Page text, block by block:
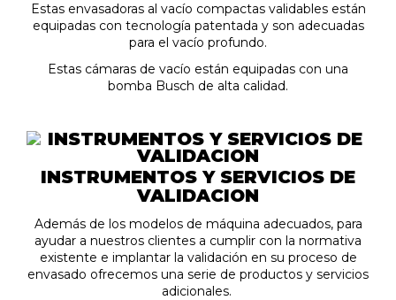
Estas envasadoras al vacío compactas validables están
equipadas con tecnología patentada y son adecuadas
para el vacío profundo.
Estas cámaras de vacío están equipadas con una
bomba Busch de alta calidad.
INSTRUMENTOS Y SERVICIOS DE
VALIDACION
Además de los modelos de máquina adecuados, para
ayudar a nuestros clientes a cumplir con la normativa
existente e implantar la validación en su proceso de
envasado ofrecemos una serie de productos y servicios
adicionales.